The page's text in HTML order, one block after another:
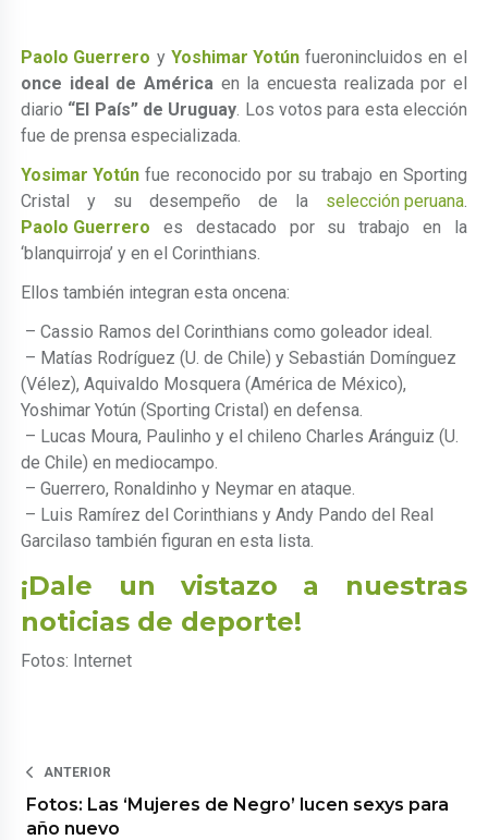
Paolo Guerrero y Yoshimar Yotúnfueronincluidos en el
once ideal de América en la encuesta realizada por el
diario “El País” de Uruguay. Los votos para esta elección
fue de prensa especializada.
Yosimar Yotún fue reconocido por su trabajo en Sporting
Cristal y su desempeño de la selección peruana.
Paolo Guerrero es destacado por su trabajo en la
‘blanquirroja’ y en el Corinthians.
Ellos también integran esta oncena:
– Cassio Ramos del Corinthians como goleador ideal.
– Matías Rodríguez (U. de Chile) y Sebastián Domínguez
(Vélez), Aquivaldo Mosquera (América de México),
Yoshimar Yotún (Sporting Cristal) en defensa.
– Lucas Moura, Paulinho y el chileno Charles Aránguiz (U.
de Chile) en mediocampo.
– Guerrero, Ronaldinho y Neymar en ataque.
– Luis Ramírez del Corinthians y Andy Pando del Real
Garcilaso también figuran en esta lista.
¡Dale un vistazo a nuestras
noticias de deporte!
Fotos: Internet
ANTERIOR
Fotos: Las ‘Mujeres de Negro’ lucen sexys para
año nuevo